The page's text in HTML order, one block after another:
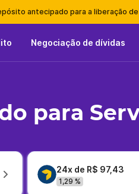
antecipado para a liberação
Negociação de dívidas
para
24x de R$ 97,43
1,29 %